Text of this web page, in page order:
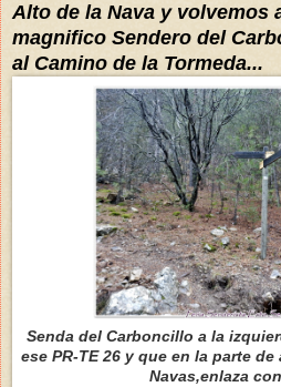
Alto de la Nava y volvemos
magnifico Sendero del
al Camino de la Tormeda...
Senda del Carboncillo a la
ese PR-TE 26 y que en la parte
Navas,enlaza